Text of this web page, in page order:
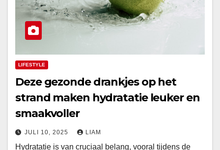
LIFESTYLE
Deze gezonde drankjes op het
strand maken hydratatie leuker en
smaakvoller
JULI 10, 2025 LIAM
Hydratatie is van cruciaal belang, vooral tijdens de